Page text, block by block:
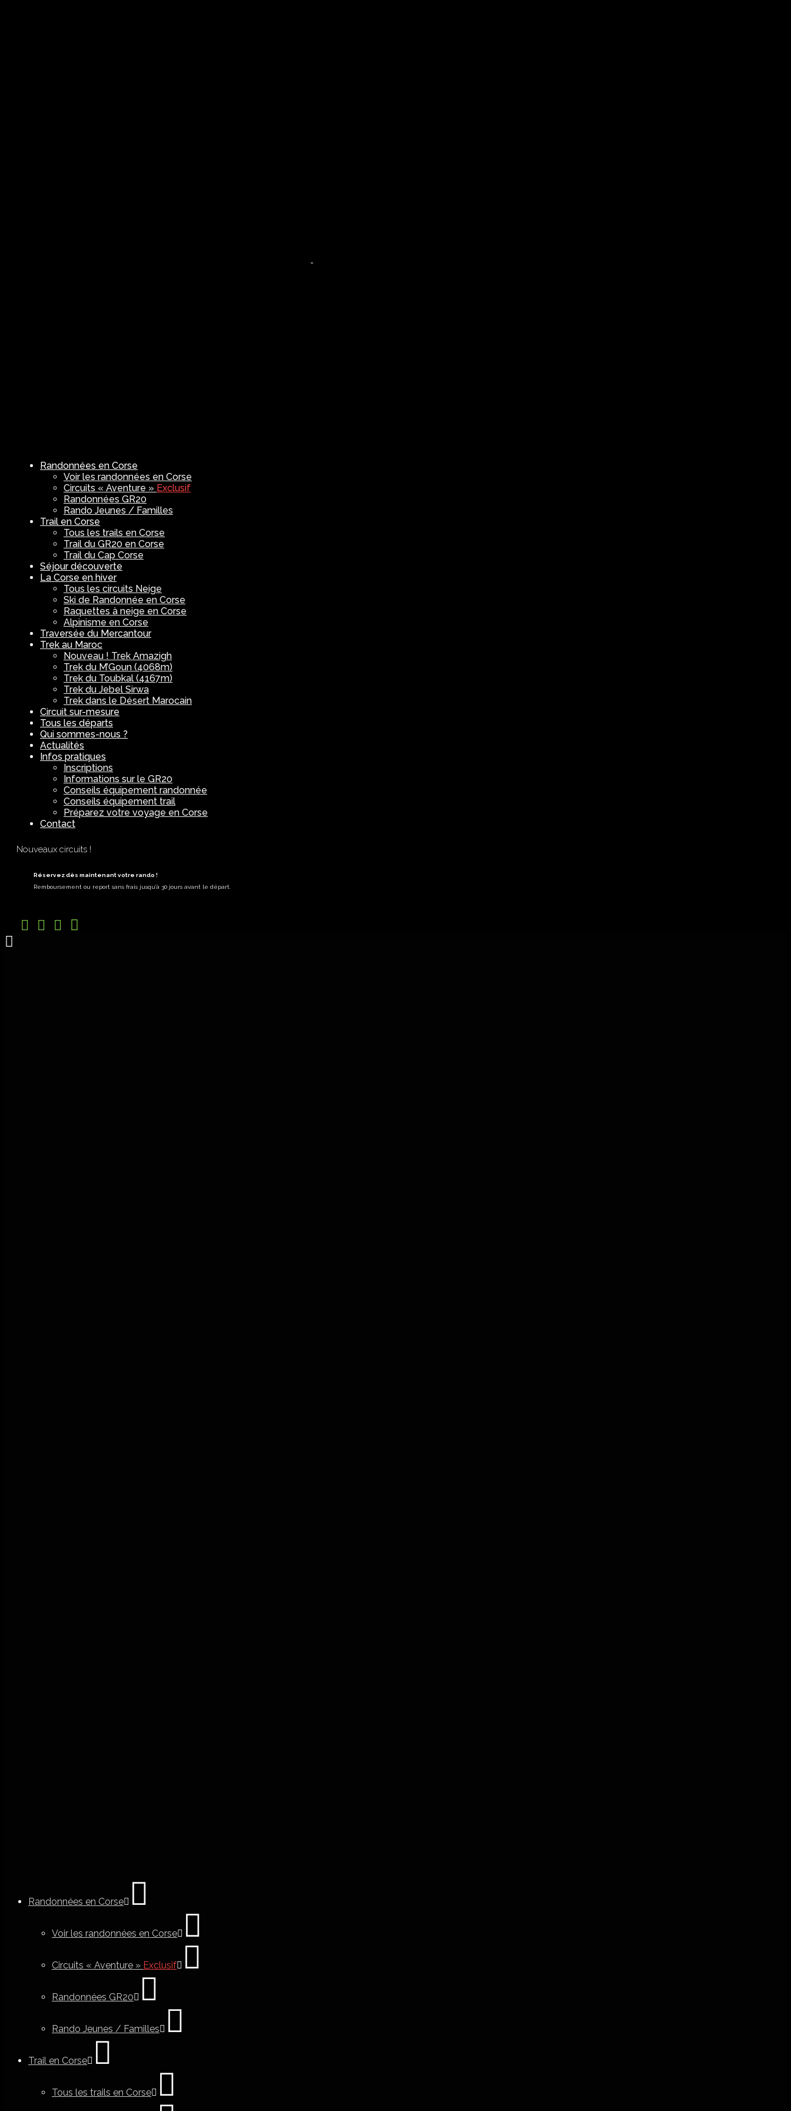
Randonnées en Corse
Voir les randonnées en Corse
Circuits « Aventure » Exclusif
Randonnées GR20
Rando Jeunes / Familles
Trail en Corse
Tous les trails en Corse
Trail du GR20 en Corse
Trail du Cap Corse
Séjour découverte
La Corse en hiver
Tous les circuits Neige
Ski de Randonnée en Corse
Raquettes à neige en Corse
Alpinisme en Corse
Traversée du Mercantour
Trek au Maroc
Nouveau ! Trek Amazigh
Trek du M’Goun (4068m)
Trek du Toubkal (4167m)
Trek du Jebel Sirwa
Trek dans le Désert Marocain
Circuit sur-mesure
Tous les départs
Qui sommes-nous ?
Actualités
Infos pratiques
Inscriptions
Informations sur le GR20
Conseils équipement randonnée
Conseils équipement trail
Préparez votre voyage en Corse
Contact
Nouveaux circuits !
Réservez dès maintenant votre rando !
Remboursement ou report sans frais jusqu’à 30 jours avant le départ.
Randonnées en Corse
Voir les randonnées en Corse
Circuits « Aventure » Exclusif
Randonnées GR20
Rando Jeunes / Familles
Trail en Corse
Tous les trails en Corse